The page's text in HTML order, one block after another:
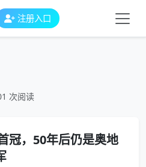
注册入口
次阅读
冠，50年后仍是奥地